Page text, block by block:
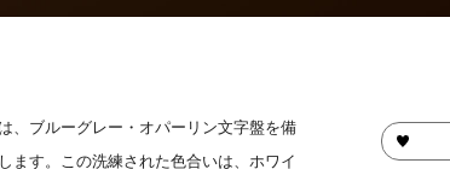
、ブルーグレー・オパーリン文字盤を備
ます。この洗練された色合いは、ホワイ